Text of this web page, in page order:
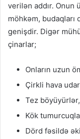
verilən addır.
möhkəm, budaqları
genişdir. Digər
çinarlar;
Onların uzun
Çirkli hava
Tez böyüyürlər,
Kök
Dörd fəsildə